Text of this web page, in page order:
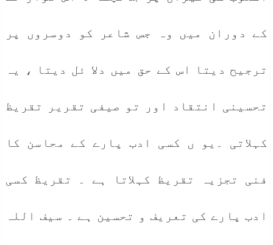
کے دوران میں وہ جس شاعر کو دوسروں پر
ترجیح دیتا اس کے حق میں دلا ئل دیتا ، یہ
تحسینی انتقاد اور تو صیفی تقریر تقریظ
کہلاتی ۔یو ں کسی ادب پارے کے محاسن کا
فنی تجزیہ تقریظ کہلاتا ہے ۔ تقریظ کسی
ادب پارے کی تعریف و تحسین ہے ۔ سیف اللہ